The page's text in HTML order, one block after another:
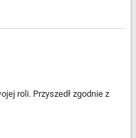
roli. Przyszedł zgodnie z